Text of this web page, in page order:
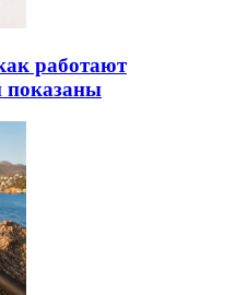
работают
показаны